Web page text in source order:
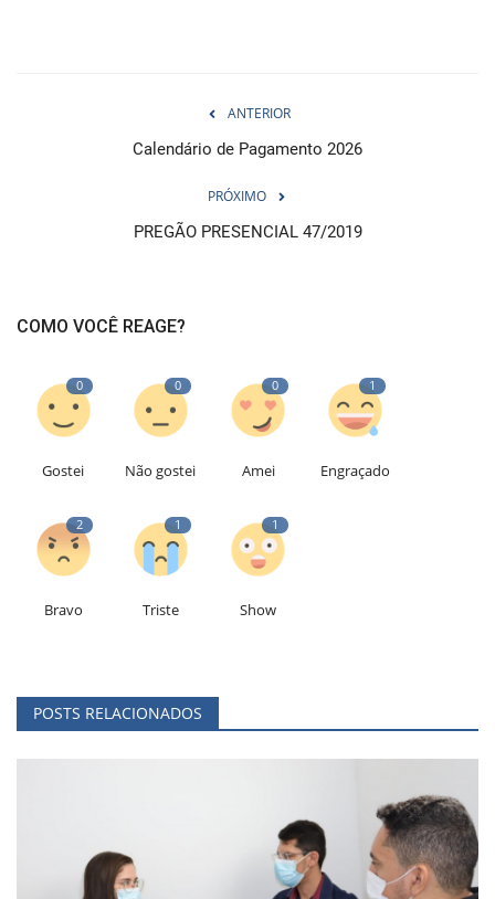
ANTERIOR
Calendário de Pagamento 2026
PRÓXIMO
PREGÃO PRESENCIAL 47/2019
COMO VOCÊ REAGE?
0
Gostei
0
Não gostei
0
Amei
1
Engraçado
2
Bravo
1
Triste
1
Show
POSTS RELACIONADOS